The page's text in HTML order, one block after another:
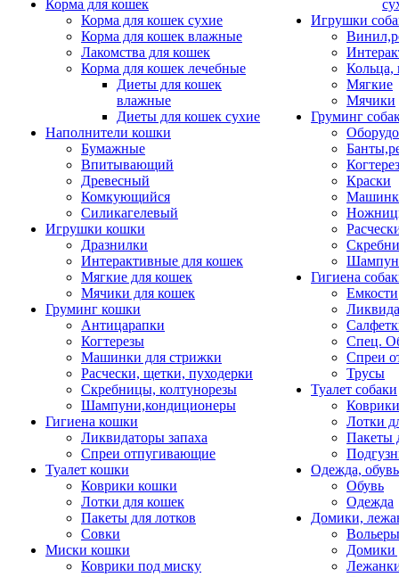
Корма для кошек
Корма для кошек сухие
Корма для кошек влажные
Лакомства для кошек
Корма для кошек лечебные
Диеты для кошек
влажные
Диеты для кошек сухие
Наполнители кошки
Бумажные
Впитывающий
Древесный
Комкующийся
Силикагелевый
Игрушки кошки
Дразнилки
Интерактивные для кошек
Мягкие для кошек
Мячики для кошек
Груминг кошки
Антицарапки
Когтерезы
Машинки для стрижки
Расчески, щетки, пуходерки
Скребницы, колтунорезы
Шампуни,кондиционеры
Гигиена кошки
Ликвидаторы запаха
Спреи отпугивающие
Туалет кошки
Коврики кошки
Лотки для кошек
Пакеты для лотков
Совки
Миски кошки
Коврики под миску
Игрушки
Кольца,
Мягкие
Мячики
Груминг
Краски
Гигиена
Емкости
Спец.
Спреи
Трусы
Туалет собаки
Коврики
Лотки
Пакеты
Одежда, обувь
Обувь
Одежда
Домики,
Домики